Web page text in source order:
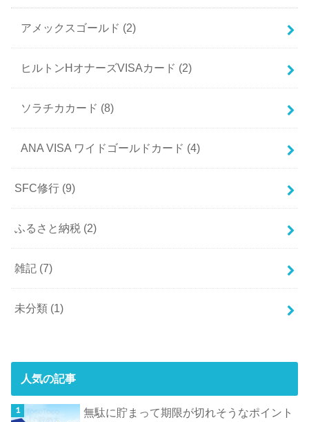
アメックスゴールド (2)
ヒルトンHオナーズVISAカード (2)
ソラチカカード (8)
ANA VISA ワイドゴールドカード (4)
SFC修行 (9)
ふるさと納税 (2)
雑記 (7)
未分類 (1)
人気の記事
無駄に貯まって期限が切れそうなポイント